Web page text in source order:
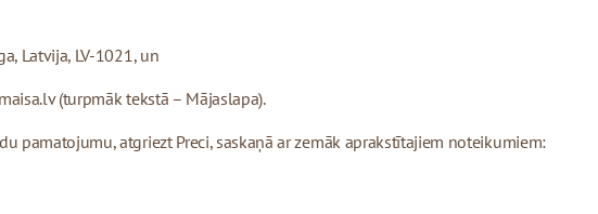
Latvija, LV-1021, un
(turpmāk tekstā – Mājaslapa).
pamatojumu, atgriezt Preci, saskaņā ar zemāk aprakstītajiem noteikumiem: